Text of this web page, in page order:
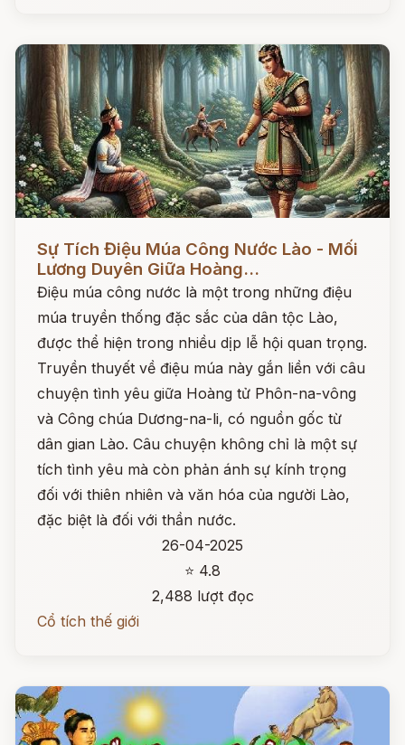
Sự Tích Điệu Múa Công Nước Lào - Mối
Lương Duyên Giữa Hoàng...
Điệu múa công nước là một trong những điệu
múa truyền thống đặc sắc của dân tộc Lào,
được thể hiện trong nhiều dịp lễ hội quan trọng.
Truyền thuyết về điệu múa này gắn liền với câu
chuyện tình yêu giữa Hoàng tử Phôn-na-vông
và Công chúa Dương-na-li, có nguồn gốc từ
dân gian Lào. Câu chuyện không chỉ là một sự
tích tình yêu mà còn phản ánh sự kính trọng
đối với thiên nhiên và văn hóa của người Lào,
đặc biệt là đối với thần nước.
26-04-2025
⭐ 4.8
2,488 lượt đọc
Cổ tích thế giới